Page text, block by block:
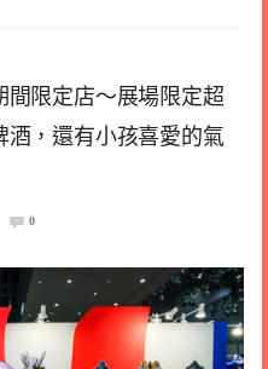
間限定店～展場限定超
酒，還有小孩喜愛的氣
0